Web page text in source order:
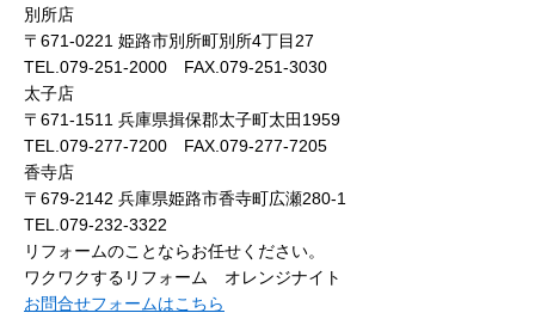
別所店
〒671-0221 姫路市別所町別所4丁目27
TEL.079-251-2000 FAX.079-251-3030
太子店
〒671-1511 兵庫県揖保郡太子町太田1959
TEL.079-277-7200 FAX.079-277-7205
香寺店
〒679-2142 兵庫県姫路市香寺町広瀬280-1
TEL.079-232-3322
リフォームのことならお任せください。
ワクワクするリフォーム オレンジナイト
お問合せフォームはこちら